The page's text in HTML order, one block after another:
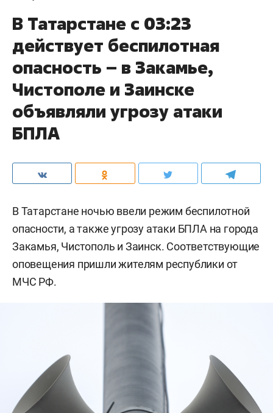
В Татарстане с 03:23
действует беспилотная
опасность – в Закамье,
Чистополе и Заинске
объявляли угрозу атаки
БПЛА
В Татарстане ночью ввели режим беспилотной
опасности, а также угрозу атаки БПЛА на города
Закамья, Чистополь и Заинск. Соответствующие
оповещения пришли жителям республики от
МЧС РФ.